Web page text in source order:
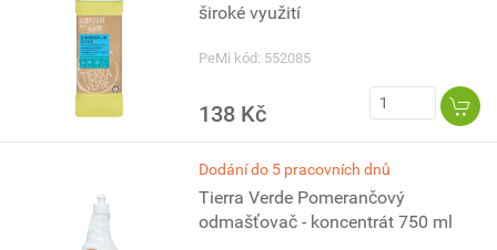
široké využití
PeMi kód: 552085
138 Kč
Dodání do 5 pracovních dnů
Tierra Verde Pomerančový
odmašťovač - koncentrát 750 ml